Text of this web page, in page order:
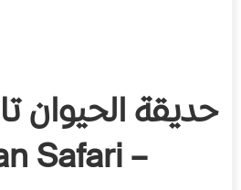
حديقة الحيوان
– Taman Safari